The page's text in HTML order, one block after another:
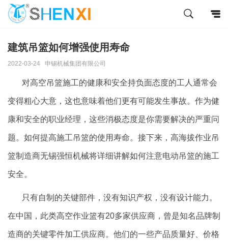
建筑吊篮如何增强使用寿命
2022-03-24 申锡机械集团有限公司
对高空吊篮施工的健康和安全持负面态度的工人通常会
变得粗心大意，这也意味着他们更有可能发生事故。作为健
康和安全的职业经理，这些消极态度是你需要解决的严重问
题。如何提高施工吊篮的使用寿命。接下来，高海拔作业吊
篮制造商无锡强恒机械将详细讲解如何注意电动吊篮的施工
安全。
只有自制的关键部件，没有知识产权，没有设计能力。
在中国，此类高空作业篮有20多家供应商，曾是知名品牌制
造商的关键零件加工供应商。他们的一些产品质量好、价格